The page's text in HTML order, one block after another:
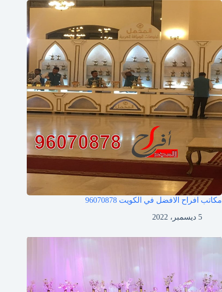
مكاتب افراح الافضل في الكويت 96070878
5 ديسمبر، 2022